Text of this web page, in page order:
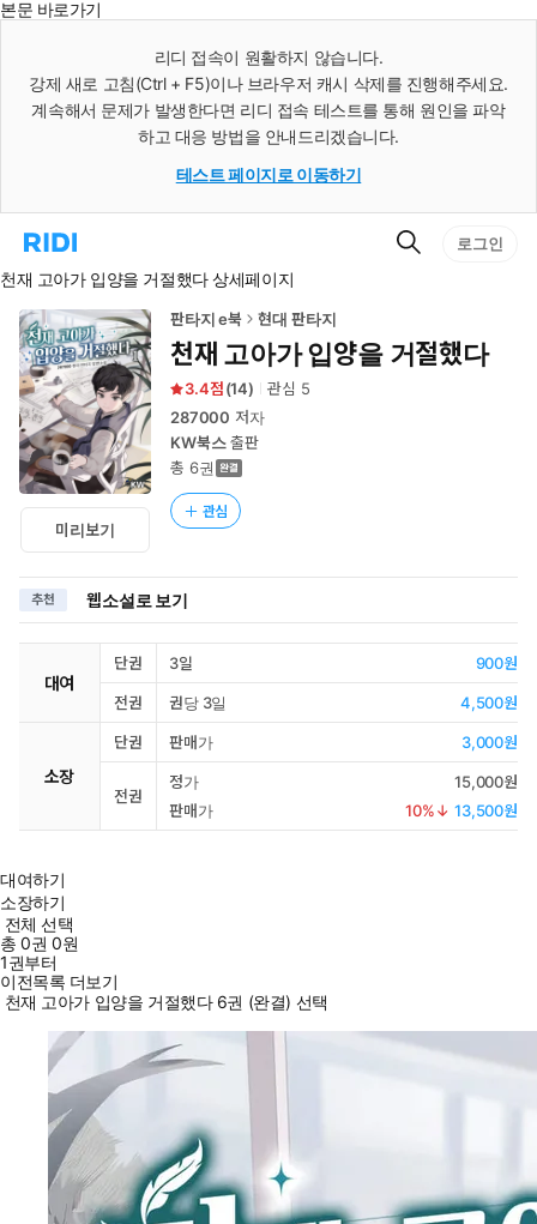
본문 바로가기
리디 접속이 원활하지 않습니다.
강제 새로 고침(Ctrl + F5)이나 브라우저 캐시 삭제를 진행해주세요.
계속해서 문제가 발생한다면 리디 접속 테스트를 통해 원인을 파악
하고 대응 방법을 안내드리겠습니다.
테스트 페이지로 이동하기
리
홈
로
이
동
검
로그인
천재 고아가 입양을 거절했다 상세페이지
미리보기
판타지 e북 현대 판타지
천재 고아가 입양을 거절했다
3.4 (14) 관심 5
287000 저자
KW북스출판
총 6권
관심
추천 웹소설로 보기
대여
단권 3일 900원
전권 권당 3일 4,500원
소장
단권 판매가 3,000원
전권
정가
15,000원
판매가
10%↓ 13,500원
대여하기
소장하기
전체 선택
총0권 0원
1권부터
이전목록 더보기
천재 고아가 입양을 거절했다 6권 (완결) 선택